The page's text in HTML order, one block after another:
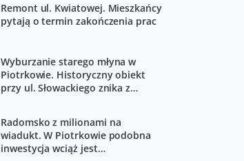
Remont ul. Kwiatowej. Mieszkańcy
pytają o termin zakończenia prac
Wyburzanie starego młyna w
Piotrkowie. Historyczny obiekt
przy ul. Słowackiego znika z
Radomsko z milionami na
wiadukt. W Piotrkowie podobna
inwestycja wciąż jest